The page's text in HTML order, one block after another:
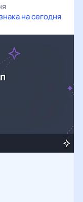
на сегодня